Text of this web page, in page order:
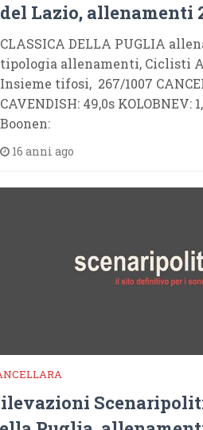
del Lazio, allenamenti
CLASSICA DELLA PUGLIA
tipologia allenamenti, Ciclisti
Insieme tifosi, 267/1007
CAVENDISH: 49,0s
Boonen:
16 anni ago